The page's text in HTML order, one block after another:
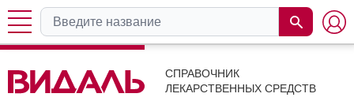
СПРАВОЧНИК
ЛЕКАРСТВЕННЫХ СРЕДСТВ